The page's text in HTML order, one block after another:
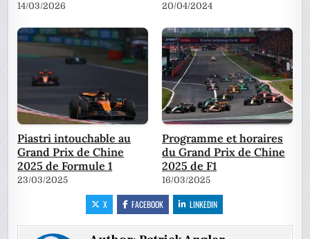
14/03/2026 20/04/2024
Piastri intouchable au
Grand Prix de Chine
2025 de Formule 1
23/03/2025
Programme et horaires
du Grand Prix de Chine
2025 de F1
16/03/2025
X FACEBOOK LINKEDIN